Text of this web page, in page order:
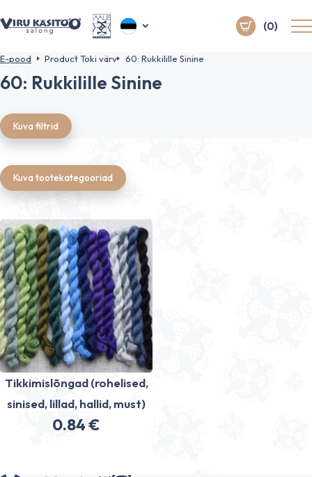
(0)
E-pood Product Toki värv 60: Rukkilille Sinine
60: Rukkilille Sinine
Kuva filtrid
Kuva tootekategooriad
Tikkimislõngad (rohelised,
sinised, lillad, hallid, must)
0.84€